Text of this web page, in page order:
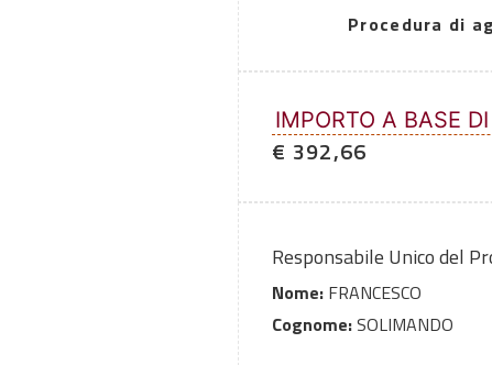
Procedura di
IMPORTO A BASE
€ 392,66
Responsabile Unico del
Nome: FRANCESCO
Cognome:SOLIMANDO